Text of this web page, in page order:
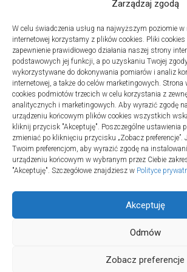
Zarządzaj zgodą
W celu świadczenia usług na najwyższym poziomie
internetowej korzystamy z plików cookies. Pliki
zapewnienie prawidłowego działania naszej strony
podstawowych jej funkcji, a po uzyskaniu Twojej
wykorzystywane do dokonywania pomiarów i analiz
internetowej, a także do celów marketingowych.
cookies podmiotów trzecich w celu korzystania z
analitycznych i marketingowych. Aby wyrazić zgodę
urządzeniu końcowym plików cookies wszystkich
kliknij przycisk "Akceptuję". Poszczególne ustawienia
zmieniać po kliknięciu przycisku „Zobacz
Twoim preferencjom, aby wyrazić zgodę na
urządzeniu końcowym w wybranym przez Ciebie
"Akceptuję". Szczegółowe znajdziesz w Polityce
Akceptuję
Odmów
Zobacz preferencje